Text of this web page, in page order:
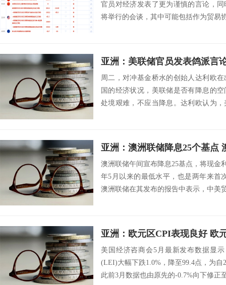
官员对经济发表了更为谨慎的言论，
将举行的会谈，其中可能包括作为贸易
周二，对冲基金桥水的创始人达利欧
国的经济状况，美联储是否有降息的
处境艰难，不应当降息。达利欧认为
亚洲：澳洲联储降息25个基点
澳洲联储午间宣布降息25基点，将现金
年5月以来的最低水平，也是两年来首
澳洲联储在其发布的报告中表示，中美
亚洲：欧元区CPI表现良好 欧
美国经济咨商会5月最新发布数据显
(LEI)大幅下跌1.0%，降至99.4点，为自
此前3月数据也由原先的-0.7%向下修正